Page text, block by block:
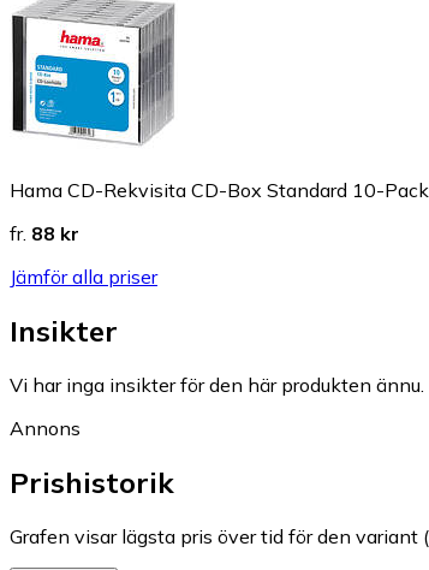
Hama CD-Rekvisita CD-Box Standard 10-Pack
fr. 88 kr
Jämför alla priser
Insikter
Vi har inga insikter för den här produkten ännu.
Annons
Prishistorik
Grafen visar lägsta pris över tid för den